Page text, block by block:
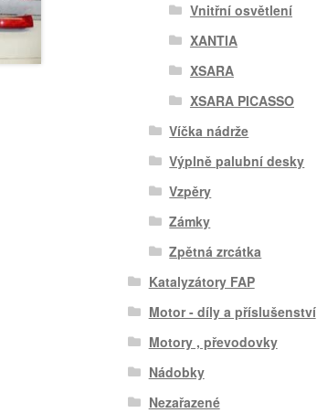
Vnitřní osvětlení
XANTIA
XSARA
XSARA PICASSO
Víčka nádrže
Výplně palubní desky
Vzpěry
Zámky
Zpětná zrcátka
Katalyzátory FAP
Motor - díly a příslušenství
Motory , převodovky
Nádobky
Nezařazené